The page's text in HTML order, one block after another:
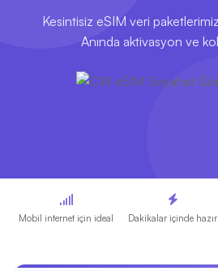
Kesintisiz eSIM veri
Anında aktivasyon ve
Mobil internet için ideal Dakikalar içinde hazır